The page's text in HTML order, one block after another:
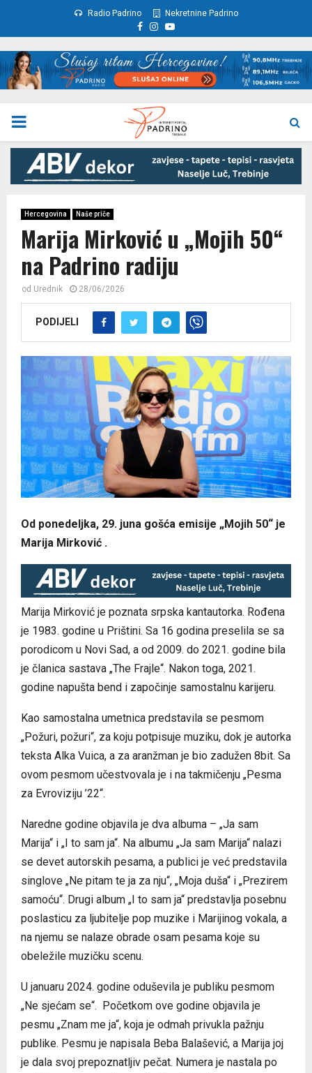
Radio Padrino Nekretnine Padrino
Facebook
Instagram
Youtube
PRIMARY
MENU
Hercegovina Naše priče
Marija Mirković u „Mojih 50“
na Padrino radiju
od Urednik 28/06/2026
PODIJELI
Od ponedeljka, 29. juna gošća emisije „Mojih 50“ je
Marija Mirković .
Marija Mirković je poznata srpska kantautorka. Rođena
je 1983. godine u Prištini. Sa 16 godina preselila se sa
porodicom u Novi Sad, a od 2009. do 2021. godine bila
je članica sastava „The Frajle“. Nakon toga, 2021.
godine napušta bend i započinje samostalnu karijeru.
Kao samostalna umetnica predstavila se pesmom
„Požuri, požuri“, za koju potpisuje muziku, dok je autorka
teksta Alka Vuica, a za aranžman je bio zadužen 8bit. Sa
ovom pesmom učestvovala je i na takmičenju „Pesma
za Evroviziju ’22“.
Naredne godine objavila je dva albuma – „Ja sam
Marija“ i „I to sam ja“. Na albumu „Ja sam Marija“ nalazi
se devet autorskih pesama, a publici je već predstavila
singlove „Ne pitam te ja za nju“, „Moja duša“ i „Prezirem
samoću“. Drugi album „I to sam ja“ predstavlja posebnu
poslasticu za ljubitelje pop muzike i Marijinog vokala, a
na njemu se nalaze obrade osam pesama koje su
obeležile muzičku scenu.
U januaru 2024. godine oduševila je publiku pesmom
„Ne sjećam se“. Početkom ove godine objavila je
pesmu „Znam me ja“, koja je odmah privukla pažnju
publike. Pesmu je napisala Beba Balašević, a Marija joj
je dala svoj prepoznatljiv pečat. Numera je nastala po